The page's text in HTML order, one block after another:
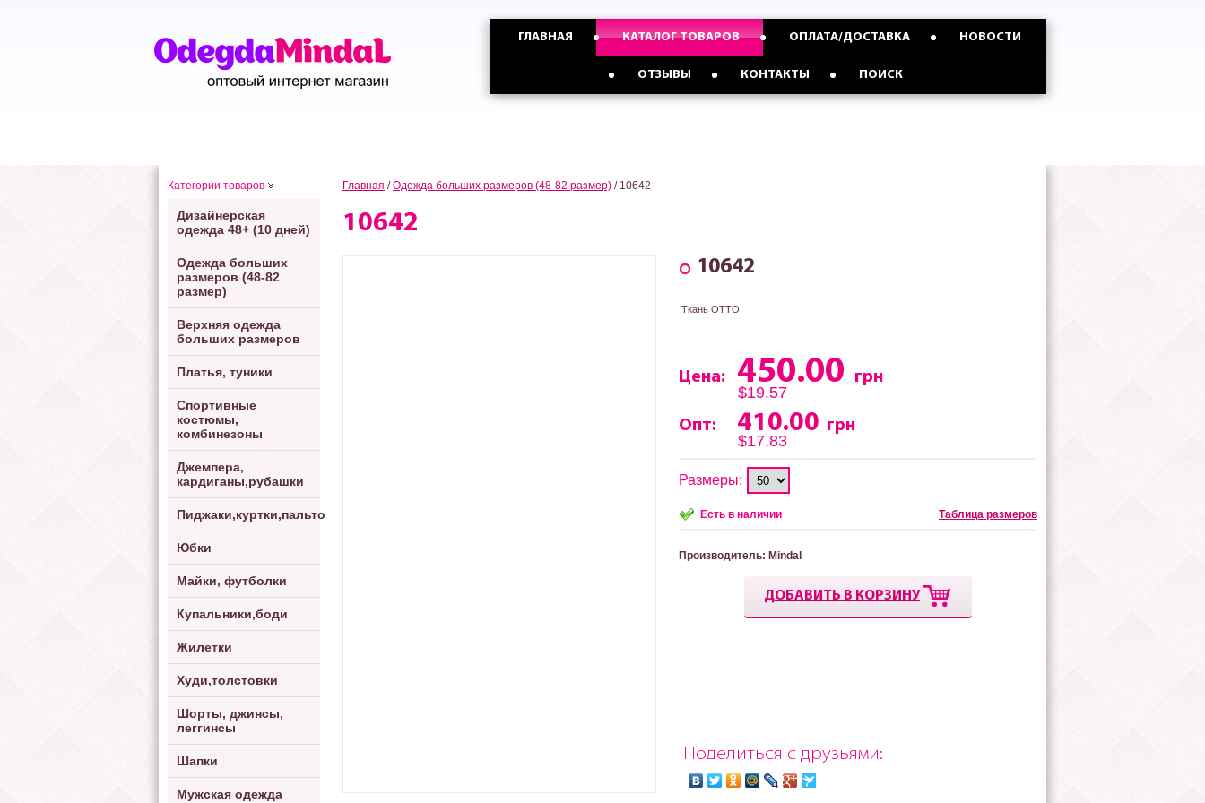
МЫ РАБОТАЕМ
Опт с Россией,Казахстаном и
Опт с Украиной от
ГЛАВНАЯ КАТАЛОГ ТОВАРОВ ОПЛАТА/ДОСТАВКА НОВОСТИ
ОТЗЫВЫ КОНТАКТЫ ПОИСК
Категории товаров
Дизайнерская
одежда 48+ (10 дней)
Одежда больших
размеров (48-82
размер)
Верхняя одежда
больших размеров
Платья, туники
Спортивные
костюмы,
комбинезоны
Джемпера,
кардиганы,рубашки
Пиджаки,куртки,пальто
Юбки
Майки, футболки
Купальники,боди
Жилетки
Худи,толстовки
Шорты, джинсы,
леггинсы
Шапки
Мужская одежда
Главная / Одежда больших размеров (48-82 размер) / 10642
10642
10642
Ткань ОТТО
Цена: 450.00
грн
$19.57
Опт:
410.00 грн
$17.83
Размеры:
Есть в наличии Таблица размеров
Производитель: Mindal
ДОБАВИТЬ В КОРЗИНУ
Поделиться с друзьями: